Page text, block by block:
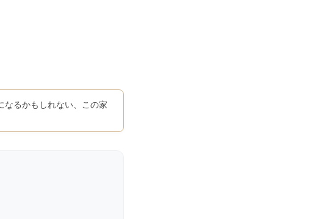
なるかもしれない、この家